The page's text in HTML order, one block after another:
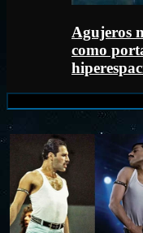
Agujeros
como